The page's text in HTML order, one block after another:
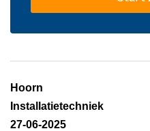
Hoorn
Installatietechniek
27-06-2025